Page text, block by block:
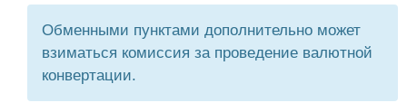
Обменными пунктами дополнительно может
взиматься комиссия за проведение валютной
конвертации.